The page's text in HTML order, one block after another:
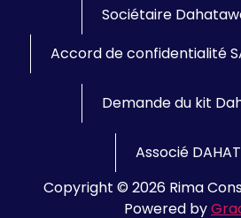
Sociétaire
Accord de confidentialité
Demande du kit
Associé
Copyright © 2026 Rima
Powered by